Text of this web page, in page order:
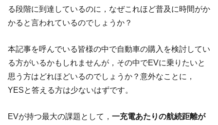
る段階に到達しているのに，なぜこれほど普及に時間がか
かると言われているのでしょうか？
本記事を呼んでいる皆様の中で自動車の購入を検討してい
る方がいるかもしれませんが，その中でEVに乗りたいと
思う方はどれほどいるのでしょうか？意外なことに，
YESと答える方は少ないはずです。
EVが持つ最大の課題として， 一充電あたりの航続距離が